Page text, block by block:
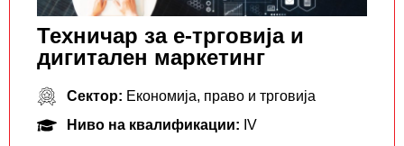
Техничар за е-трговија и
дигитален маркетинг
Сектор: Економија, право и трговија
Ниво на квалификации: IV